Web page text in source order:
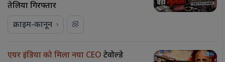
तेलिया गिरफ्तार
क्राइम-कानून
एयर इंडिया को मिला नया CEO टेवोल्डे